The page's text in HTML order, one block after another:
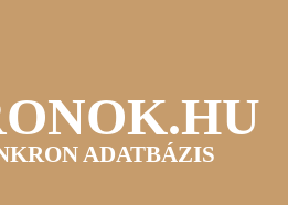
ADATBÁZIS